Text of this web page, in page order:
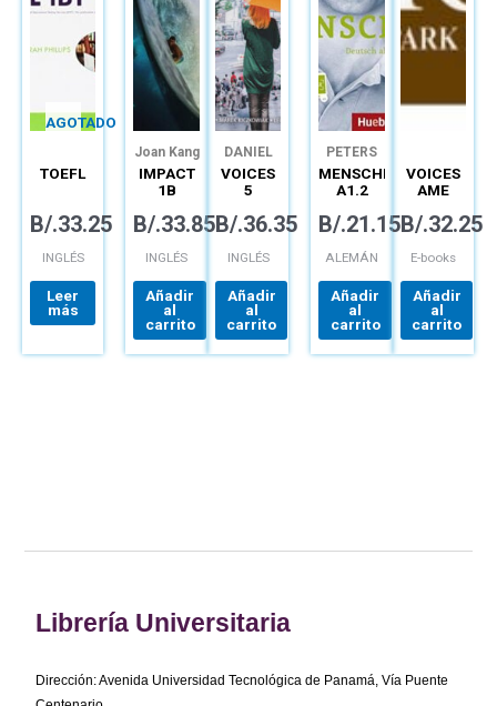
AGOTADO
TOEFL
B/.33.25
INGLÉS
Leer
más
Joan Kang
ShinJoAnn
Crandall
IMPACT
1B
SPLIT
B/.33.85
INGLÉS
Añadir
al
carrito
DANIEL
BARBERLEWIS
LANSFORD
MARECK
VOICES
5
SPLIT A
B/.36.35
INGLÉS
Añadir
al
carrito
PETERS
MENSCHEN
A1.2
B/.21.15
ALEMÁN
Añadir
al
carrito
VOICES
AME
EPIN 4A
B/.32.25
E-books
Añadir
al
carrito
Librería Universitaria
Dirección: Avenida Universidad Tecnológica de Panamá, Vía Puente